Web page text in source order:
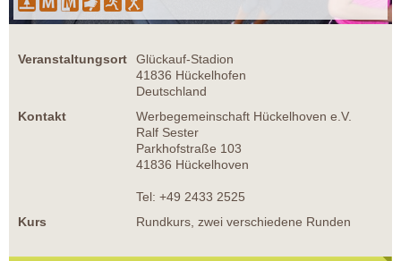
Veranstaltungsort
Glückauf-Stadion
41836 Hückelhofen
Deutschland
Kontakt
Werbegemeinschaft Hückelhoven e.V.
Ralf Sester
Parkhofstraße 103
41836 Hückelhoven
Tel: +49 2433 2525
Kurs
Rundkurs, zwei verschiedene Runden